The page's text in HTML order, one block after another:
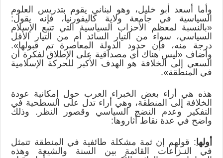
وأما أسعد أبو خليل، وهو لبناني يقوم بتدريس العلوم
السياسية في جامعة ولاية كاليفورنيا، فإنه يقول:
«بالنسبة لمعظم الأحزاب السياسية التي تتبع الإسلام
السياسي، سواء من التيار السائد أم من التيار الأقل
درجة منه، فإن حدود الدولة المعاصرة تم قبولها».
وأضاف «ليس هناك أي مصداقية على الإطلاق لفكرة أن
السعي إلى الخلافة هو الهدف الأكبر للحركة الإسلامية
في المنطقة».
هذه هي أراء بعض الخبراء العرب حول إمكانية عودة
الخلافة إلى المنطقة، وهي أراء تدل على السطحية في
التفكير وعدم النضج السياسي وقصور النظر. وذلك
واضح في عدة نقاط أثاروها:
أولها: قولهم إن ثمة مشكلة طائفية في المنطقة تتمثل
في النـزاعات القائمة بين السنة والشيعة وهذه